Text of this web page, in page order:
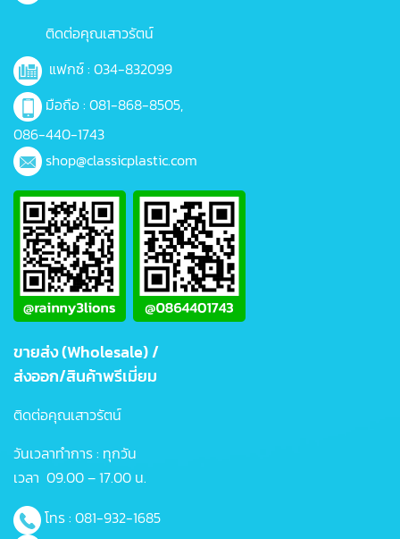
ติดต่อคุณเสาวรัตน์
แฟกซ์ : 034-832099
มือถือ : 081-868-8505,
086-440-1743
shop@classicplastic.com
ขายส่ง (Wholesale) /
ส่งออก/สินค้าพรีเมี่ยม
ติดต่อคุณเสาวรัตน์
วันเวลาทำการ : ทุกวัน
เวลา 09.00 – 17.00 น.
โทร : 081-932-1685